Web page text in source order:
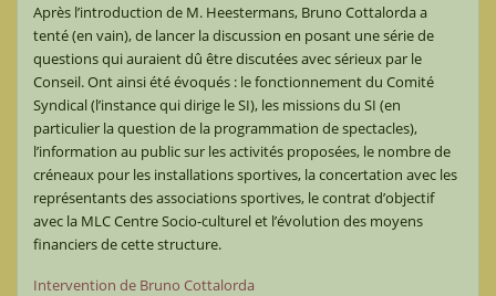
Après l’introduction de M. Heestermans, Bruno Cottalorda a
tenté (en vain), de lancer la discussion en posant une série de
questions qui auraient dû être discutées avec sérieux par le
Conseil. Ont ainsi été évoqués : le fonctionnement du Comité
Syndical (l’instance qui dirige le SI), les missions du SI (en
particulier la question de la programmation de spectacles),
l’information au public sur les activités proposées, le nombre de
créneaux pour les installations sportives, la concertation avec les
représentants des associations sportives, le contrat d’objectif
avec la MLC Centre Socio-culturel et l’évolution des moyens
financiers de cette structure.
Intervention de Bruno Cottalorda